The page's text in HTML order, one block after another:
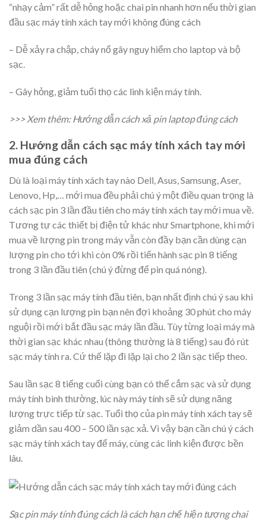
“nhạy cảm” rất dễ hỏng hoặc chai pin nhanh hơn nếu thời gian
đầu sạc máy tính xách tay mới không đúng cách
– Dễ xảy ra chập, cháy nổ gây nguy hiểm cho laptop và bộ
sạc.
– Gây hỏng, giảm tuổi thọ các linh kiện máy tính.
>>> Xem thêm: Hướng dẫn cách xả pin laptop đúng cách
2. Hướng dẫn cách sạc máy tính xách tay mới
mua đúng cách
Dù là loại máy tính xách tay nào Dell, Asus, Samsung, Aser,
Lenovo, Hp,… mới mua đều phải chú ý một điều quan trọng là
cách sạc pin 3 lần đầu tiên cho máy tính xách tay mới mua về.
Tương tự các thiết bị điện tử khác như Smartphone, khi mới
mua về lượng pin trong máy vẫn còn đầy bạn cần dùng cạn
lượng pin cho tới khi còn 0% rồi tiến hành sạc pin 8 tiếng
trong 3 lần đầu tiên (chú ý đừng để pin quá nóng).
Trong 3 lần sạc máy tính đầu tiên, bạn nhất định chú ý sau khi
sử dụng cạn lượng pin bạn nên đợi khoảng 30 phút cho máy
nguội rồi mới bắt đầu sạc máy lần đầu. Tùy từng loại máy mà
thời gian sạc khác nhau (thông thường là 8 tiếng) sau đó rút
sạc máy tính ra. Cứ thế lặp đi lặp lại cho 2 lần sạc tiếp theo.
Sau lần sạc 8 tiếng cuối cùng bạn có thể cắm sạc và sử dụng
máy tính bình thường, lúc này máy tính sẽ sử dụng năng
lượng trực tiếp từ sạc. Tuổi thọ của pin máy tính xách tay sẽ
giảm dần sau 400 – 500 lần sạc xả. Vì vậy bạn cần chú ý cách
sạc máy tính xách tay để máy, cùng các linh kiện được bền
lâu.
Sạc pin máy tính đúng cách là cách hạn chế hiện tượng chai